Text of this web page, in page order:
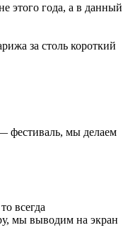
этого года, а в данный
за столь короткий
фестиваль, мы делаем
всегда
мы выводим на экран